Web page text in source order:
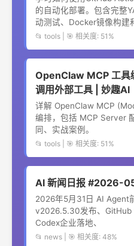
的自动化部署。包含完整
动测试、Docker镜像构建
📂 tools | 🎯 相关度: 51%
OpenClaw MCP 工
调用外部工具 | 妙趣AI
详解 OpenClaw MCP
编排，包括 MCP Server
同、实战案例。
📂 tools | 🎯 相关度: 51%
AI 新闻日报 #2026-
2026年5月31日 AI Agent
v2026.5.30发布、GitHub
Codex企业落地、
📂 news | 🎯 相关度: 48%